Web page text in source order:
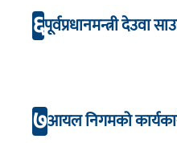
६पूर्वप्रधानमन्त्री देउवा
७आयल निगमको